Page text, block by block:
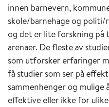
innen barnevern,
skole/barnehage og
og det er lite forskning på
arenaer. De fleste av
som utforsker erfaringer
få studier som ser på
sammenhenger og
effektive eller ikke for